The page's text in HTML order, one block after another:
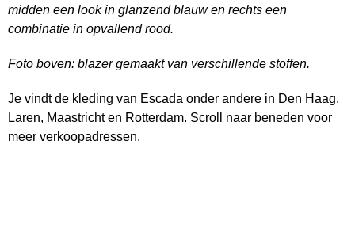
midden een look in glanzend blauw en rechts een
combinatie in opvallend rood.
Foto boven: blazer gemaakt van verschillende stoffen.
Je vindt de kleding van Escada onder andere in Den Haag,
Laren, Maastrichten Rotterdam. Scroll naar beneden voor
meer verkoopadressen.